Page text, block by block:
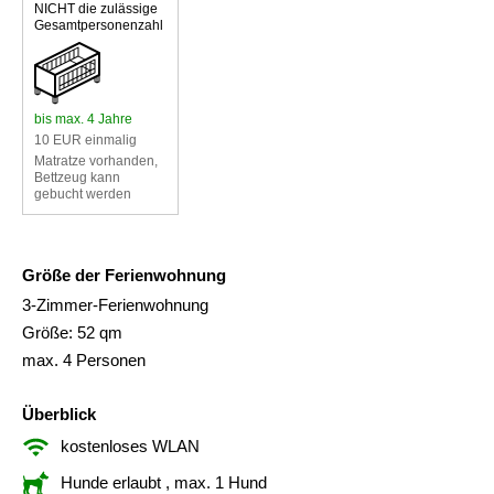
NICHT die zulässige
Gesamtpersonenzahl
bis max. 4 Jahre
10 EUR einmalig
Matratze vorhanden,
Bettzeug kann
gebucht werden
Größe der Ferienwohnung
3-Zimmer-Ferienwohnung
Größe: 52 qm
max. 4 Personen
Überblick
kostenloses WLAN
Hunde erlaubt , max. 1 Hund